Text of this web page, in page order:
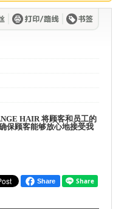
HAIR 将顾客和员工的
保顾客能够放心地接受我
Share